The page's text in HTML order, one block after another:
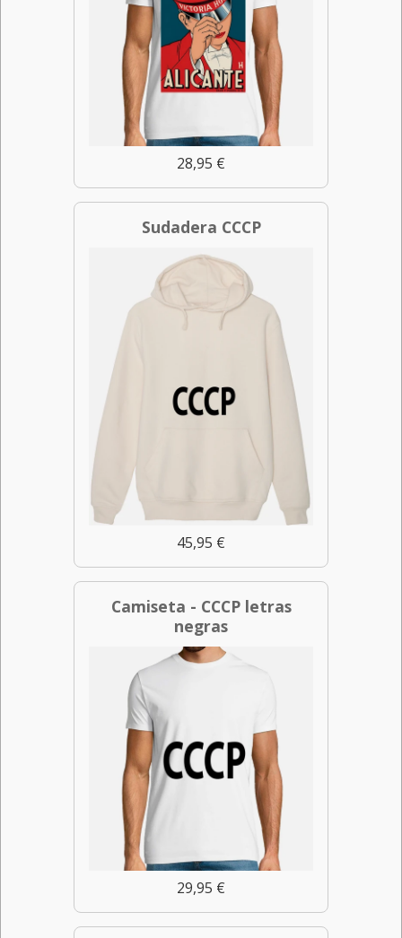
28,95 €
Sudadera CCCP
45,95 €
Camiseta - CCCP letras
negras
29,95 €